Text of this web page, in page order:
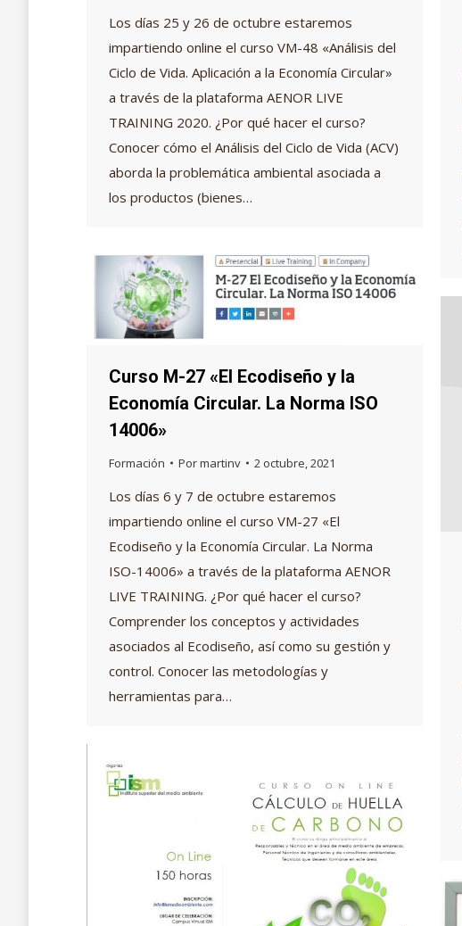
Los días 25 y 26 de octubre estaremos
impartiendo online el curso VM-48 «Análisis del
Ciclo de Vida. Aplicación a la Economía Circular»
a través de la plataforma AENOR LIVE
TRAINING 2020. ¿Por qué hacer el curso?
Conocer cómo el Análisis del Ciclo de Vida (ACV)
aborda la problemática ambiental asociada a
los productos (bienes…
Curso M-27 «El Ecodiseño y la
Economía Circular. La Norma ISO
14006»
Formación Pormartinv 2 octubre, 2021
Los días 6 y 7 de octubre estaremos
impartiendo online el curso VM-27 «El
Ecodiseño y la Economía Circular. La Norma
ISO-14006» a través de la plataforma AENOR
LIVE TRAINING. ¿Por qué hacer el curso?
Comprender los conceptos y actividades
asociados al Ecodiseño, así como su gestión y
control. Conocer las metodologías y
herramientas para…